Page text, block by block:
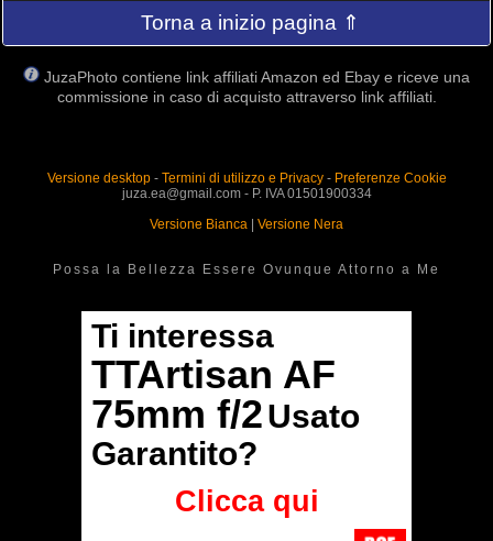
Torna a inizio pagina ⇑
JuzaPhoto contiene link affiliati Amazon ed Ebay e riceve una
commissione in caso di acquisto attraverso link affiliati.
Versione desktop- Termini di utilizzo e Privacy- Preferenze Cookie
juza.ea@gmail.com - P. IVA 01501900334
Versione Bianca
Versione Nera
Possa la Bellezza Essere Ovunque Attorno a Me